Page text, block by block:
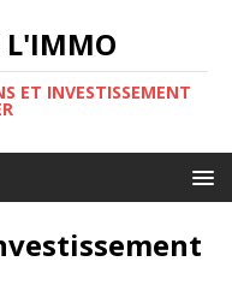
L'IMMO
ET INVESTISSEMENT